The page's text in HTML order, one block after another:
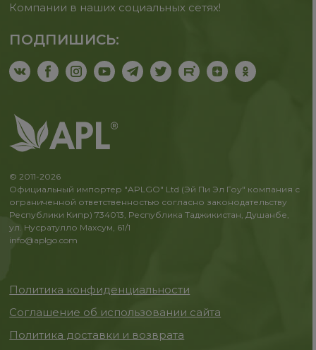
Компании в наших социальных сетях!
ПОДПИШИСЬ:
© 2011-2026
Официальный импортер "APLGO" Ltd (Эй Пи Эл Гоу" компания с
ограниченной ответственностью согласно законодательству
Республики Кипр) 734013, Республика Таджикистан, Душанбе,
ул. Нусратулло Махсум, 61/1
info@aplgo.com
Политика конфиденциальности
Соглашение об использовании сайта
Политика доставки и возврата